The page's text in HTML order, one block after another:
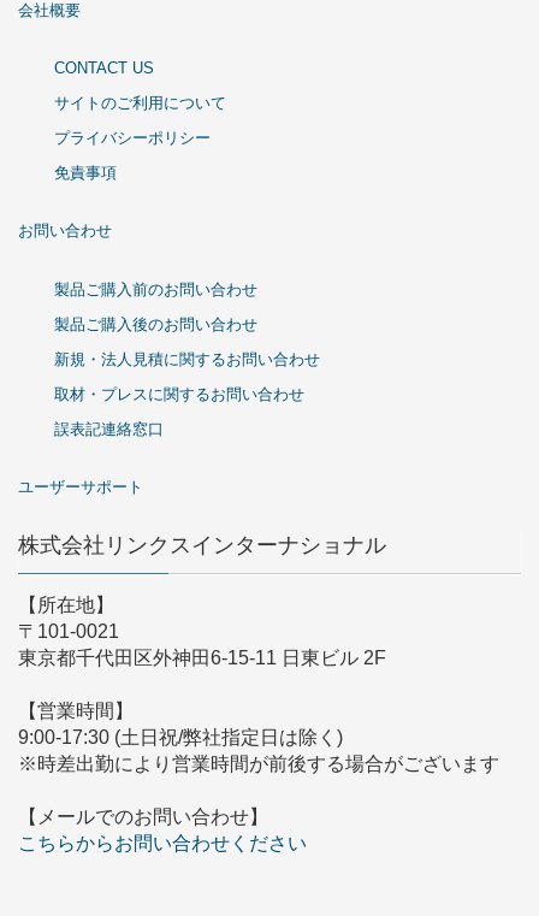
会社概要
CONTACT US
サイトのご利用について
プライバシーポリシー
免責事項
お問い合わせ
製品ご購入前のお問い合わせ
製品ご購入後のお問い合わせ
新規・法人見積に関するお問い合わせ
取材・プレスに関するお問い合わせ
誤表記連絡窓口
ユーザーサポート
株式会社リンクスインターナショナル
【所在地】
〒101-0021
東京都千代田区外神田6-15-11 日東ビル 2F
【営業時間】
9:00-17:30 (土日祝/弊社指定日は除く)
※時差出勤により営業時間が前後する場合がございます
【メールでのお問い合わせ】
こちらからお問い合わせください